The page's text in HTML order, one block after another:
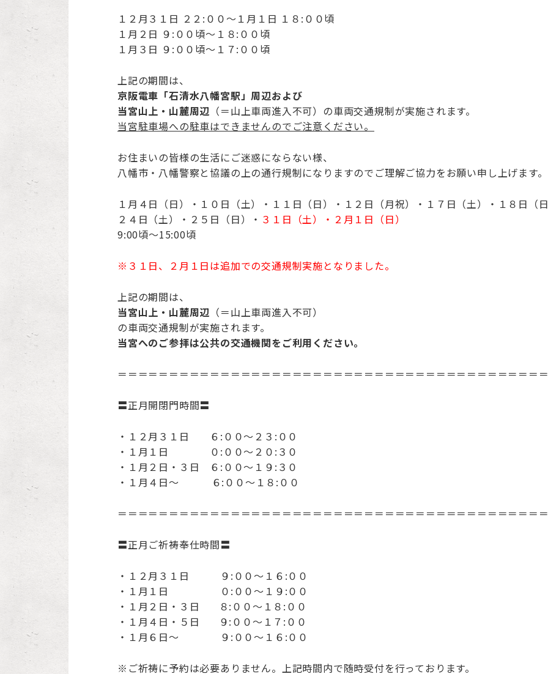
１２月３１日 ２２:００～１月１日 １８:００頃
１月２日 ９:００頃～１８:００頃
１月３日 ９:００頃～１７:００頃
上記の期間は、
京阪電車「石清水八幡宮駅」周辺および
当宮山上・山麓周辺 （＝山上車両進入不可）の車両交通規制が実施されます。
当宮駐車場への駐車はできませんのでご注意ください。
お住まいの皆様の生活にご迷惑にならない様、
八幡市・八幡警察と協議の上の通行規制になりますのでご理解ご協力をお願い申し上げます。
１月４日（日）・１０日（土）・１１日（日）・１２日（月祝）・１７日（土）・１８日（
２４日（土）・２５日（日）・ ３１日（土）・２月１日（日）
9:00頃～15:00頃
※３１日、２月１日は追加での交通規制実施となりました。
上記の期間は、
当宮山上・山麓周辺 （＝山上車両進入不可）
の車両交通規制が実施されます。
当宮へのご参拝は公共の交通機関をご利用ください。
＝＝＝＝＝＝＝＝＝＝＝＝＝＝＝＝＝＝＝＝＝＝＝＝＝＝＝＝＝＝＝＝＝＝＝＝＝＝＝＝＝
〓正月開閉門時間〓
・１２月３１日 ６:００～２３:００
・１月１日 ０:００～２０:３０
・１月２日・３日 ６:００～１９:３０
・１月４日～ ６:００～１８:００
＝＝＝＝＝＝＝＝＝＝＝＝＝＝＝＝＝＝＝＝＝＝＝＝＝＝＝＝＝＝＝＝＝＝＝＝＝＝＝＝＝
〓正月ご祈祷奉仕時間〓
・１２月３１日 ９:００～１６:００
・１月１日 ０:００～１９:００
・１月２日・３日 ８:００～１８:００
・１月４日・５日 ９:００～１７:００
・１月６日～ ９:００～１６:００
※ご祈祷に予約は必要ありません。上記時間内で随時受付を行っております。